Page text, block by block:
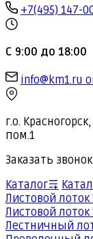
+7(495) 147-
С 9:00 до 18:00
info@km1.ru
г.о.
пом.1
Заказать звонок
Каталог
Листовой
Листовой
Лестничный